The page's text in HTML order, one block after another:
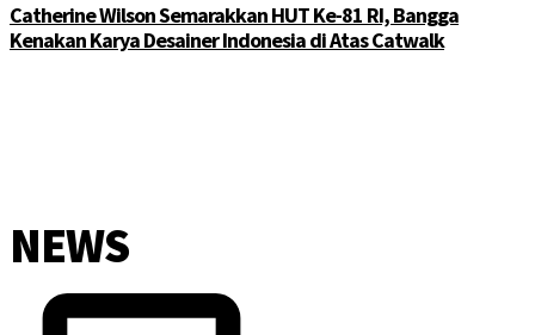
Catherine Wilson Semarakkan HUT Ke-81 RI, Bangga
Kenakan Karya Desainer Indonesia di Atas Catwalk
NEWS